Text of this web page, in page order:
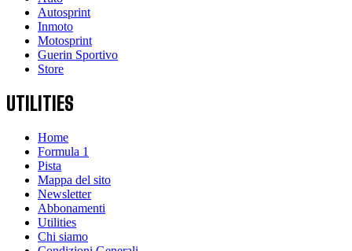
Autosprint
Inmoto
Motosprint
Guerin Sportivo
Store
UTILITIES
Home
Formula 1
Pista
Mappa del sito
Newsletter
Abbonamenti
Utilities
Chi siamo